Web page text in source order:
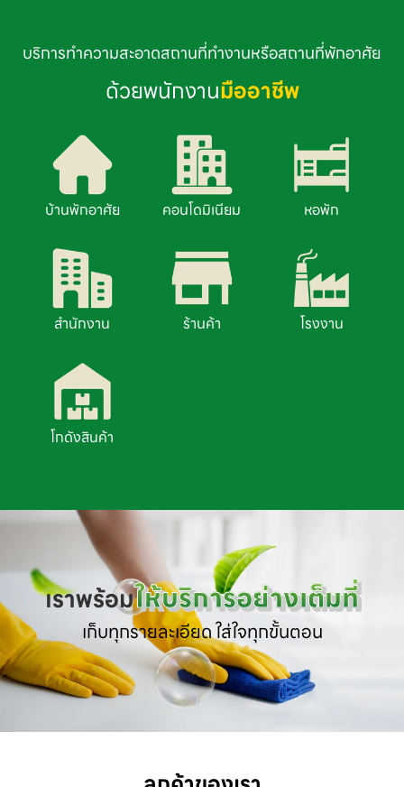
บริการทำความสะอาดสถานที่ทำงานหรือสถานที่พักอาศัย
ด้วยพนักงานมืออาชีพ
บ้านพักอาศัย คอนโดมิเนียม หอพัก
สำนักงาน ร้านค้า โรงงาน
โกดังสินค้า
เราพร้อมให้บริการอย่างเต็มที่
เก็บทุกรายละเอียด ใส่ใจทุกขั้นตอน